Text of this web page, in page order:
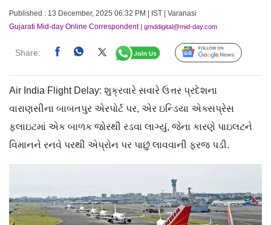
Published : 13 December, 2025 06:32 PM | IST | Varanasi
Gujarati Mid-day Online Correspondent| gmddigital@mid-day.com
Share: Follow Us
Air India Flight Delay: શુક્રવારે સવારે ઉત્તર પ્રદેશના
વારાણસીના બાબતપુર એરપોર્ટ પર, એર ઇન્ડિયા એક્સપ્રેસ
ફ્લાઇટમાં એક બાળક જોરથી રડવા લાગ્યું, જેના કારણે પાઇલટને
વિમાનને રનવે પરથી એપ્રોન પર પાછું લાવવાની ફરજ પડી.